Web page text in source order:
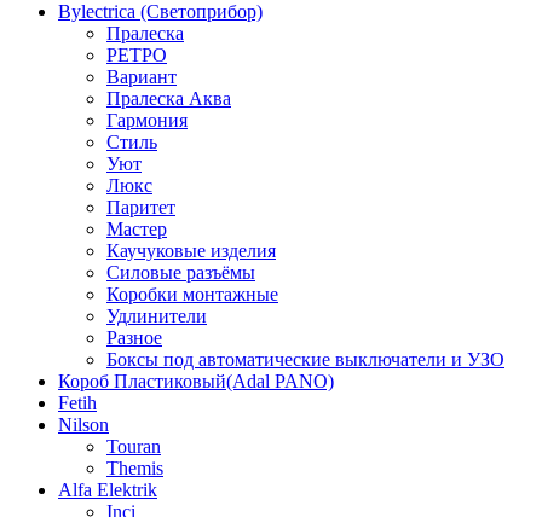
Bylectrica (Светоприбор)
Пралеска
РЕТРО
Вариант
Пралеска Аква
Гармония
Стиль
Уют
Люкс
Паритет
Мастер
Каучуковые изделия
Силовые разъёмы
Коробки монтажные
Удлинители
Разное
Боксы под автоматические выключатели и УЗО
Короб Пластиковый(Adal PANO)
Fetih
Nilson
Touran
Themis
Alfa Elektrik
Inci